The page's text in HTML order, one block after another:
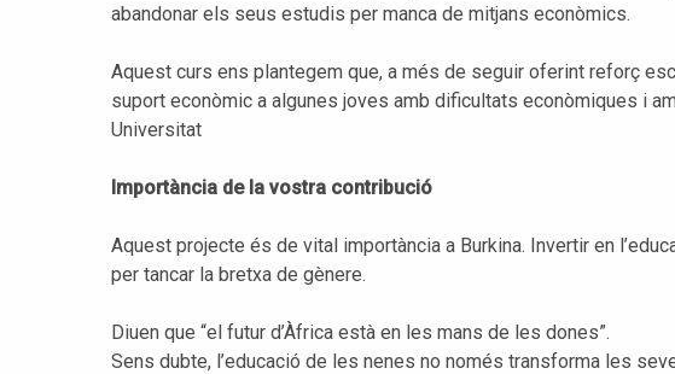
abandonar els seus estudis per manca de mitjans econòmics.
Aquest curs ens plantegem que, a més de seguir oferint reforç
suport econòmic a algunes joves amb dificultats econòmiques i
Universitat
Importància de la vostra contribució
Aquest projecte és de vital importància a Burkina. Invertir en
per tancar la bretxa de gènere.
Diuen que “el futur d’Àfrica està en les mans de les dones”.
Sens dubte, l’educació de les nenes no només transforma les